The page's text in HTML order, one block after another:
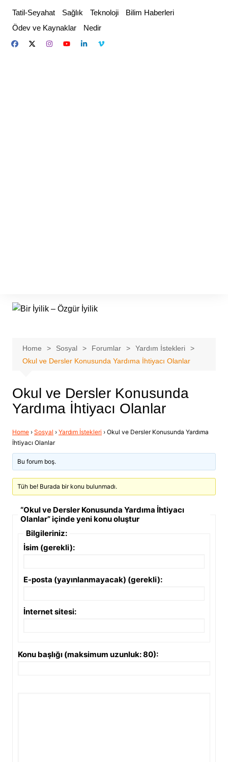
content
Tatil-Seyahat Sağlık Teknoloji
Bilim Haberleri
Ödev ve Kaynaklar
Nedir
Home Sosyal Forumlar
Yardım İstekleri
Okul ve Dersler Konusunda Yardıma İhtiyacı Olanlar
Okul ve Dersler Konusunda
Yardıma İhtiyacı Olanlar
Home › Sosyal › Yardım İstekleri › Okul ve Dersler Konusunda Yardıma
İhtiyacı Olanlar
Bu forum boş.
Tüh be! Burada bir konu bulunmadı.
“Okul ve Dersler Konusunda Yardıma İhtiyacı
Olanlar” içinde yeni konu oluştur
Bilgileriniz:
İsim (gerekli):
E-posta (yayınlanmayacak) (gerekli):
İnternet sitesi:
Konu başlığı (maksimum uzunluk: 80):